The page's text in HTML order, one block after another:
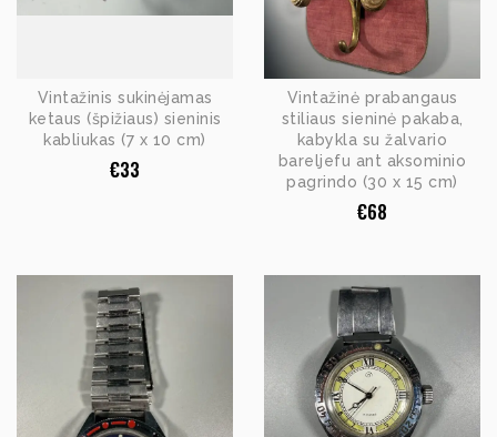
Vintažinis sukinėjamas
ketaus (špižiaus) sieninis
kabliukas (7 x 10 cm)
€33
Vintažinė prabangaus
stiliaus sieninė pakaba,
kabykla su žalvario
bareljefu ant aksominio
pagrindo (30 x 15 cm)
€68